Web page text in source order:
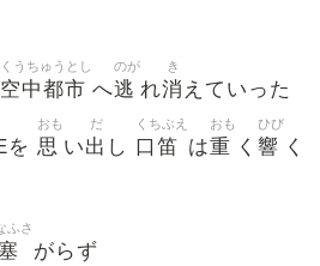
空中都市
くうちゅうとし
へ逃
のが
れ消
き
えていった
を 思
おも
い出
だ
し 口笛
くちぶえ
は重
おも
く 響
ひび
く
ふさ
がらず